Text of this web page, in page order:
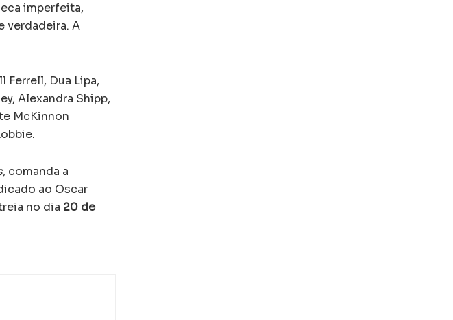
imperfeita,
verdadeira. A
Dua Lipa,
Alexandra Shipp,
McKinnon
, comanda a
ao Oscar
no dia 20 de